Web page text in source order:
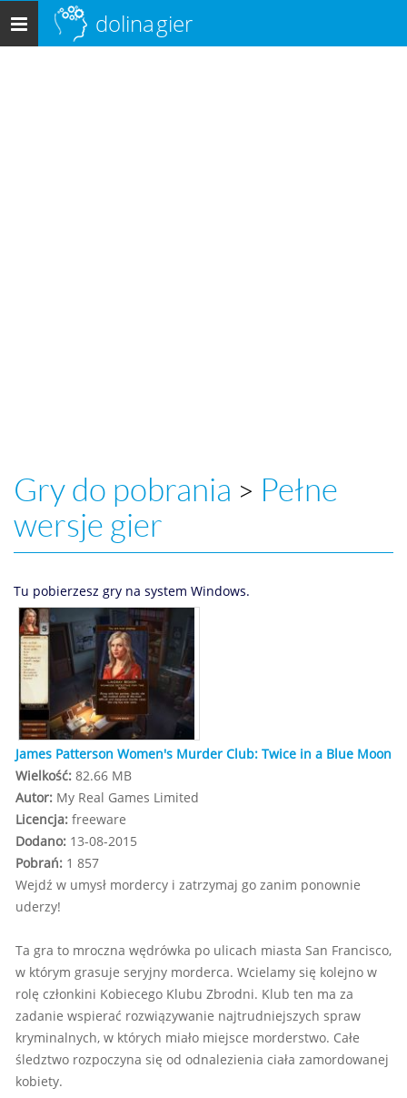
Menu
główne
dolinagier
Gry do pobrania > Pełne
wersje gier
Tu pobierzesz gry na system Windows.
James Patterson Women's Murder Club: Twice in a Blue Moon
Wielkość: 82.66 MB
Autor: My Real Games Limited
Licencja: freeware
Dodano: 13-08-2015
Pobrań: 1 857
Wejdź w umysł mordercy i zatrzymaj go zanim ponownie
uderzy!
Ta gra to mroczna wędrówka po ulicach miasta San Francisco,
w którym grasuje seryjny morderca. Wcielamy się kolejno w
rolę członkini Kobiecego Klubu Zbrodni. Klub ten ma za
zadanie wspierać rozwiązywanie najtrudniejszych spraw
kryminalnych, w których miało miejsce morderstwo. Całe
śledztwo rozpoczyna się od odnalezienia ciała zamordowanej
kobiety.